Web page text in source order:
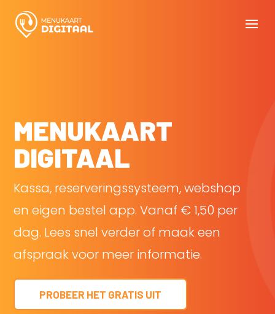
MENUKAART
DIGITAAL
Kassa, reserveringssysteem, webshop
en eigen bestel app. Vanaf € 1,50 per
dag. Lees snel verder of maak een
afspraak voor meer informatie.
PROBEER HET GRATIS UIT